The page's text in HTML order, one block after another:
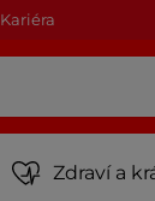
Kariéra
Zdraví a